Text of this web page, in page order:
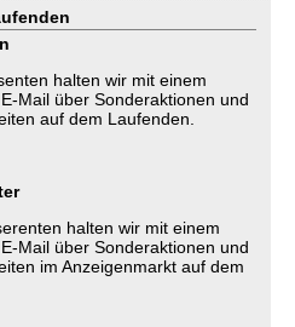
halten wir mit einem
Mail über Sonderaktionen und
auf dem Laufenden.
halten wir mit einem
Mail über Sonderaktionen und
im Anzeigenmarkt auf dem